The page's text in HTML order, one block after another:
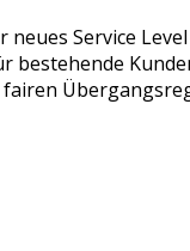
neues Service
bestehende